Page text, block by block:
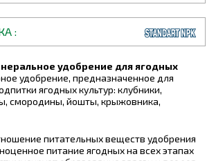
удобрение для ягодных
удобрение, предназначенное для
ягодных культур: клубники,
смородины, йошты, крыжовника,
питательных веществ удобрения
питание ягодных на всех этапах